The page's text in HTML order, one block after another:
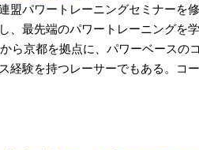
盟パワートレーニングセミナーを
、最先端のパワートレーニングを
ら京都を拠点に、パワーベースの
経験を持つレーサーでもある。コ